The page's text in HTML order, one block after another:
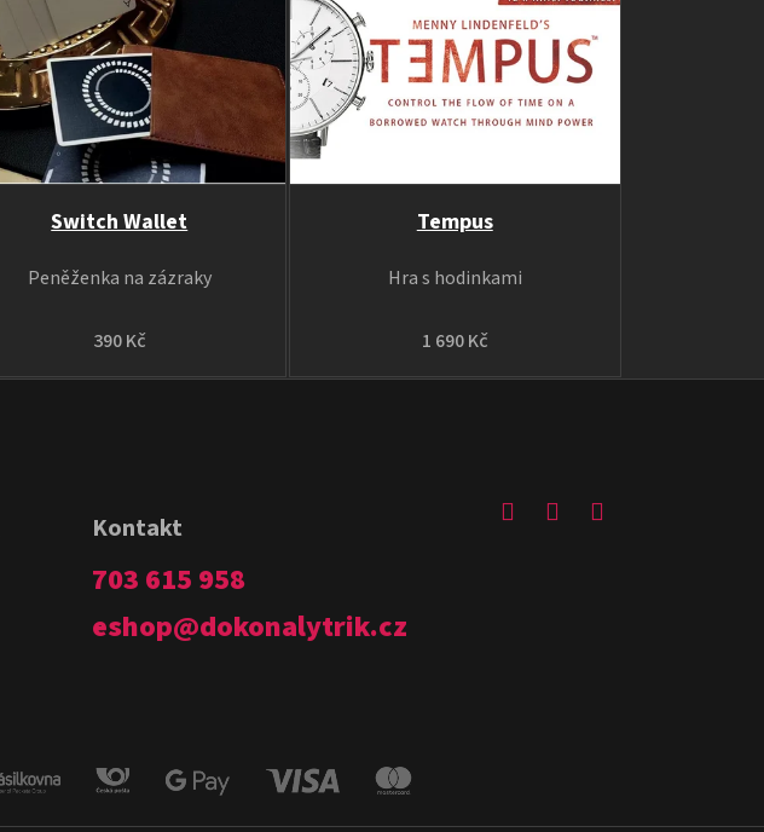
Switch Wallet
390 Kč
Peněženka na zázraky
Tempus
1 690 Kč
Hra s hodinkami
Kontakt
eshop@dokonalytrik.cz
703 615 958